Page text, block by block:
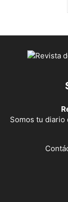
Somos tu diario